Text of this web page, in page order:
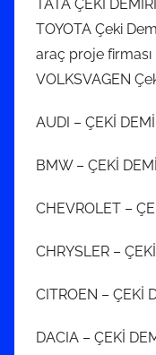
TATA ÇEKİ
TOYOTA Çeki
araç proje
VOLKSVAGEN
AUDI – ÇEKİ
BMW – ÇEKİ
CHEVROLET –
CHRYSLER –
CITROEN – ÇEKİ
DACIA – ÇEKİ